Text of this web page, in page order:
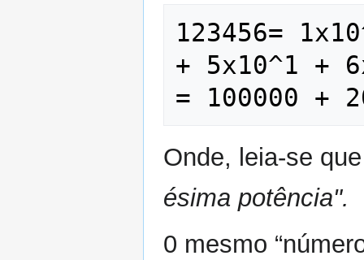
123456=
+ 5x10^1 +
Onde, leia-se
ésima potência".
0 mesmo